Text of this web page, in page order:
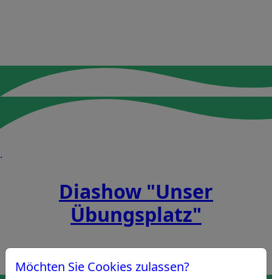
.
Diashow "Unser
Übungsplatz"
Möchten Sie Cookies zulassen?